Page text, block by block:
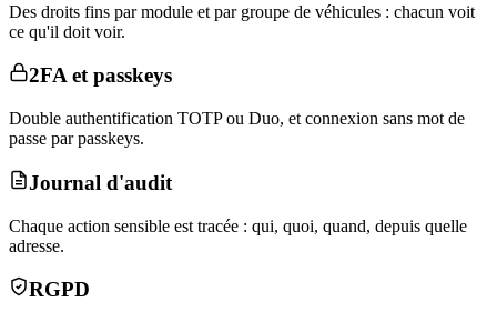
Des droits fins par module et par groupe de véhicules : chacun voit
ce qu'il doit voir.
2FA et passkeys
Double authentification TOTP ou Duo, et connexion sans mot de
passe par passkeys.
Journal d'audit
Chaque action sensible est tracée : qui, quoi, quand, depuis quelle
adresse.
RGPD